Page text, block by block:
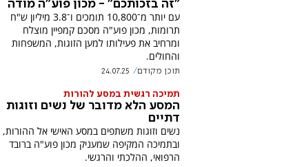
"זה בזכותכם" - מכון פוע"ה מודה
עם יותר מ־10,800 תומכים ו־3.8 מיליון ש"ח
תרומות, מכון פוע"ה מסכם קמפיין מוצלח
ומרחיב את פעילותו למען הזוגות, המשפחות
והחולים.
תוכן מקודם 24.07.25
תמיכה רגשית במסע להורות
המסע הלא מדובר של נשים וזוגות
דתיים
נשים וזוגות משתפים במסע האישי אל ההורות,
ובתמיכה המקיפה שמעניק מכון פוע"ה ברובד
הרפואי, ההלכתי והרגשי.